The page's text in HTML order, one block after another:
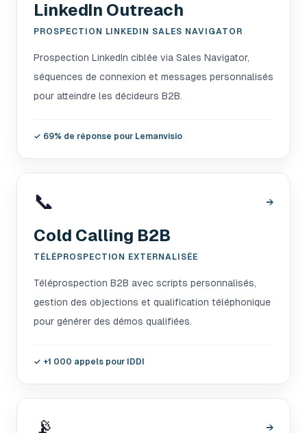
LinkedIn Outreach
PROSPECTION LINKEDIN SALES NAVIGATOR
Prospection LinkedIn ciblée via Sales Navigator,
séquences de connexion et messages personnalisés
pour atteindre les décideurs B2B.
✓ 69% de réponse pour Lemanvisio
📞 →
Cold Calling B2B
TÉLÉPROSPECTION EXTERNALISÉE
Téléprospection B2B avec scripts personnalisés,
gestion des objections et qualification téléphonique
pour générer des démos qualifiées.
✓ +1 000 appels pour IDDI
📡 →